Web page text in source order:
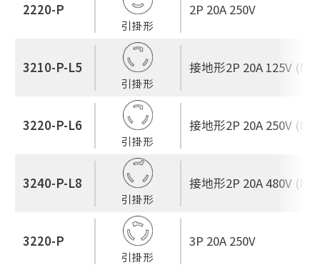
2220-P
引掛形
2P 20A 250V
3210-P-L5
引掛形
接地形2P 20A 125V
3220-P-L6
引掛形
接地形2P 20A 250V
3240-P-L8
引掛形
接地形2P 20A 480V
3220-P
引掛形
3P 20A 250V